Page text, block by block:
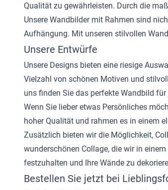
Qualität zu gewährleisten. Durch die
Unsere Wandbilder mit Rahmen sind
Aufhängung. Mit unseren stilvollen
Unsere Entwürfe
Unsere Designs bieten eine riesige
Vielzahl von schönen Motiven und
uns finden Sie das perfekte Wandbild für
Wenn Sie lieber etwas Persönliches
hoher Qualität und rahmen es in einem
Zusätzlich bieten wir die Möglichkeit,
wunderschönen Collage, die wir in
festzuhalten und Ihre Wände zu
Bestellen Sie jetzt bei